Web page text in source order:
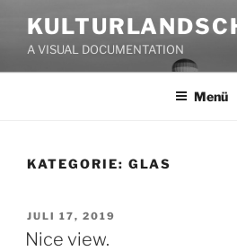
Inhalt
springenA VISUAL DOCUMENTATION
Menü
KATEGORIE: GLAS
VERÖFFENTLICHT
AM
JULI 17, 2019
Nice view.